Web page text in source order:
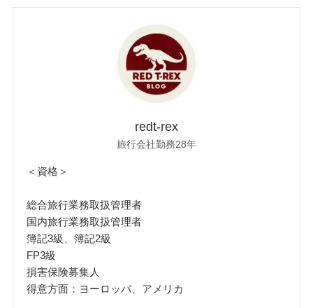
redt-rex
旅行会社勤務28年
＜資格＞
総合旅行業務取扱管理者
国内旅行業務取扱管理者
簿記3級、簿記2級
FP3級
損害保険募集人
得意方面：ヨーロッパ、アメリカ